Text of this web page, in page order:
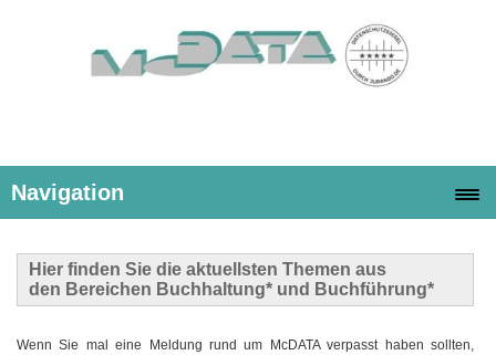
Navigation
Hier finden Sie die aktuellsten Themen aus
den Bereichen Buchhaltung* und Buchführung*
Wenn Sie mal eine Meldung rund um McDATA verpasst haben sollten,